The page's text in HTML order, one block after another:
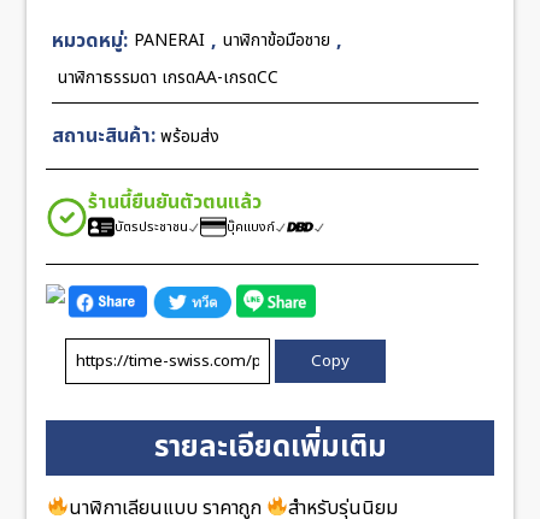
47mm
CC
ชิ้น
หมวดหมู่: PANERAI , นาฬิกาข้อมือชาย ,
นาฬิกาธรรมดา เกรดAA-เกรดCC
สถานะสินค้า:พร้อมส่ง
ร้านนี้ยืนยันตัวตนแล้ว
บัตรประชาชน บุ๊คแบงก์
Copy
รายละเอียดเพิ่มเติม
นาฬิกาเลียนแบบ ราคาถูก
สำหรับรุ่นนิยม